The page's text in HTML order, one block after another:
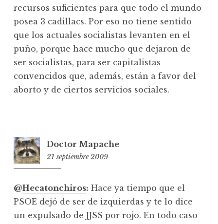
recursos suficientes para que todo el mundo
posea 3 cadillacs. Por eso no tiene sentido
que los actuales socialistas levanten en el
puño, porque hace mucho que dejaron de
ser socialistas, para ser capitalistas
convencidos que, además, están a favor del
aborto y de ciertos servicios sociales.
Doctor Mapache
21 septiembre 2009
@Hecatonchiros: Hace ya tiempo que el
PSOE dejó de ser de izquierdas y te lo dice
un expulsado de JJSS por rojo. En todo caso